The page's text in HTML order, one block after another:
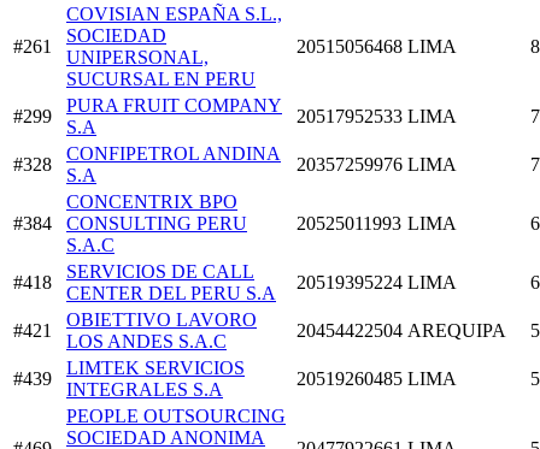
#261
COVISIAN ESPAÑA S.L.,
SOCIEDAD
UNIPERSONAL,
SUCURSAL EN PERU
20515056468 LIMA
#299
PURA FRUIT COMPANY
S.A
20517952533 LIMA
#328
CONFIPETROL ANDINA
S.A
20357259976 LIMA
#384
CONCENTRIX BPO
CONSULTING PERU
S.A.C
20525011993 LIMA
#418
SERVICIOS DE CALL
CENTER DEL PERU S.A
20519395224 LIMA
#421
OBIETTIVO LAVORO
LOS ANDES S.A.C
20454422504 AREQUIPA
#439
LIMTEK SERVICIOS
INTEGRALES S.A
20519260485 LIMA
PEOPLE OUTSOURCING
SOCIEDAD ANONIMA